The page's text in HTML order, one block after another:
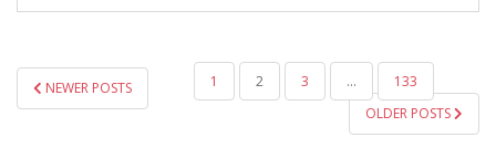
文
章
NEWER POSTS 1 2 3 ...
133
OLDER POSTS